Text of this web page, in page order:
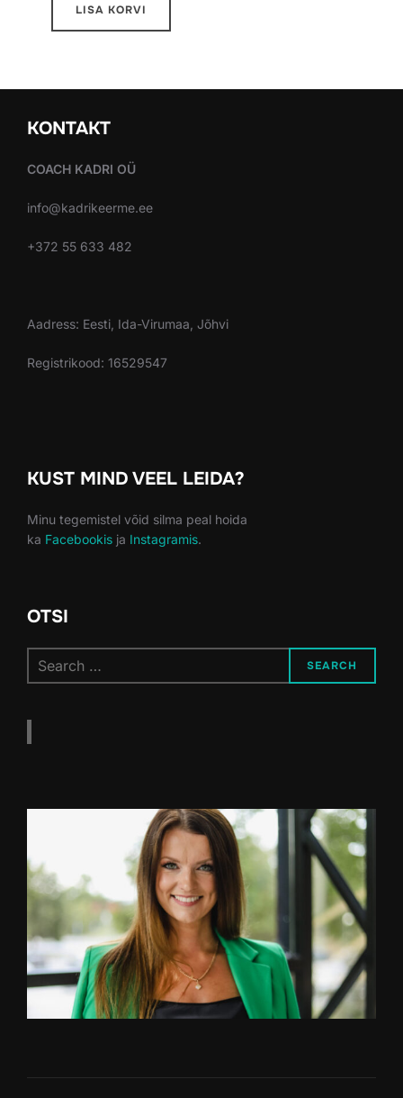
LISA KORVI
KONTAKT
COACH KADRI OÜ
info@kadrikeerme.ee
+372 55 633 482
Aadress: Eesti, Ida-Virumaa, Jõhvi
Registrikood: 16529547
KUST MIND VEEL LEIDA?
Minu tegemistel võid silma peal hoida
ka Facebookis ja Instagramis.
OTSI
for:
SEARCH